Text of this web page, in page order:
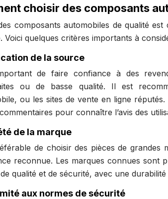
choisir des composants
composants automobiles de qualité
Voici quelques critères importants à
de la source
de faire confiance à des
ou de basse qualité. Il est
ou les sites de vente en ligne
pour connaître l’avis des
de la marque
de choisir des pièces de grandes
reconnue. Les marques connues sont
qualité et de sécurité, avec une
aux normes de sécurité